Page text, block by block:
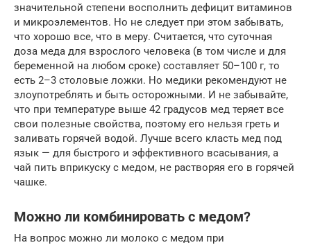
значительной степени восполнить дефицит витаминов
и микроэлементов. Но не следует при этом забывать,
что хорошо все, что в меру. Считается, что суточная
доза меда для взрослого человека (в том числе и для
беременной на любом сроке) составляет 50–100 г, то
есть 2–3 столовые ложки. Но медики рекомендуют не
злоупотреблять и быть осторожными. И не забывайте,
что при температуре выше 42 градусов мед теряет все
свои полезные свойства, поэтому его нельзя греть и
заливать горячей водой. Лучше всего класть мед под
язык — для быстрого и эффективного всасывания, а
чай пить вприкуску с медом, не растворяя его в горячей
чашке.
Можно ли комбинировать с медом?
На вопрос можно ли молоко с медом при